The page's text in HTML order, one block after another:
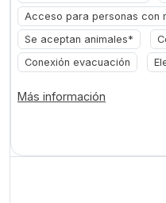
Acceso para personas con
Se aceptan animales*
Conexión evacuación
Más información